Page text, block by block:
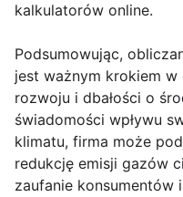
kalkulatorów online.
Podsumowując,
jest ważnym krokiem
rozwoju i dbałości o
świadomości wpływu
klimatu, firma może
redukcję emisji gazów
zaufanie konsumentów